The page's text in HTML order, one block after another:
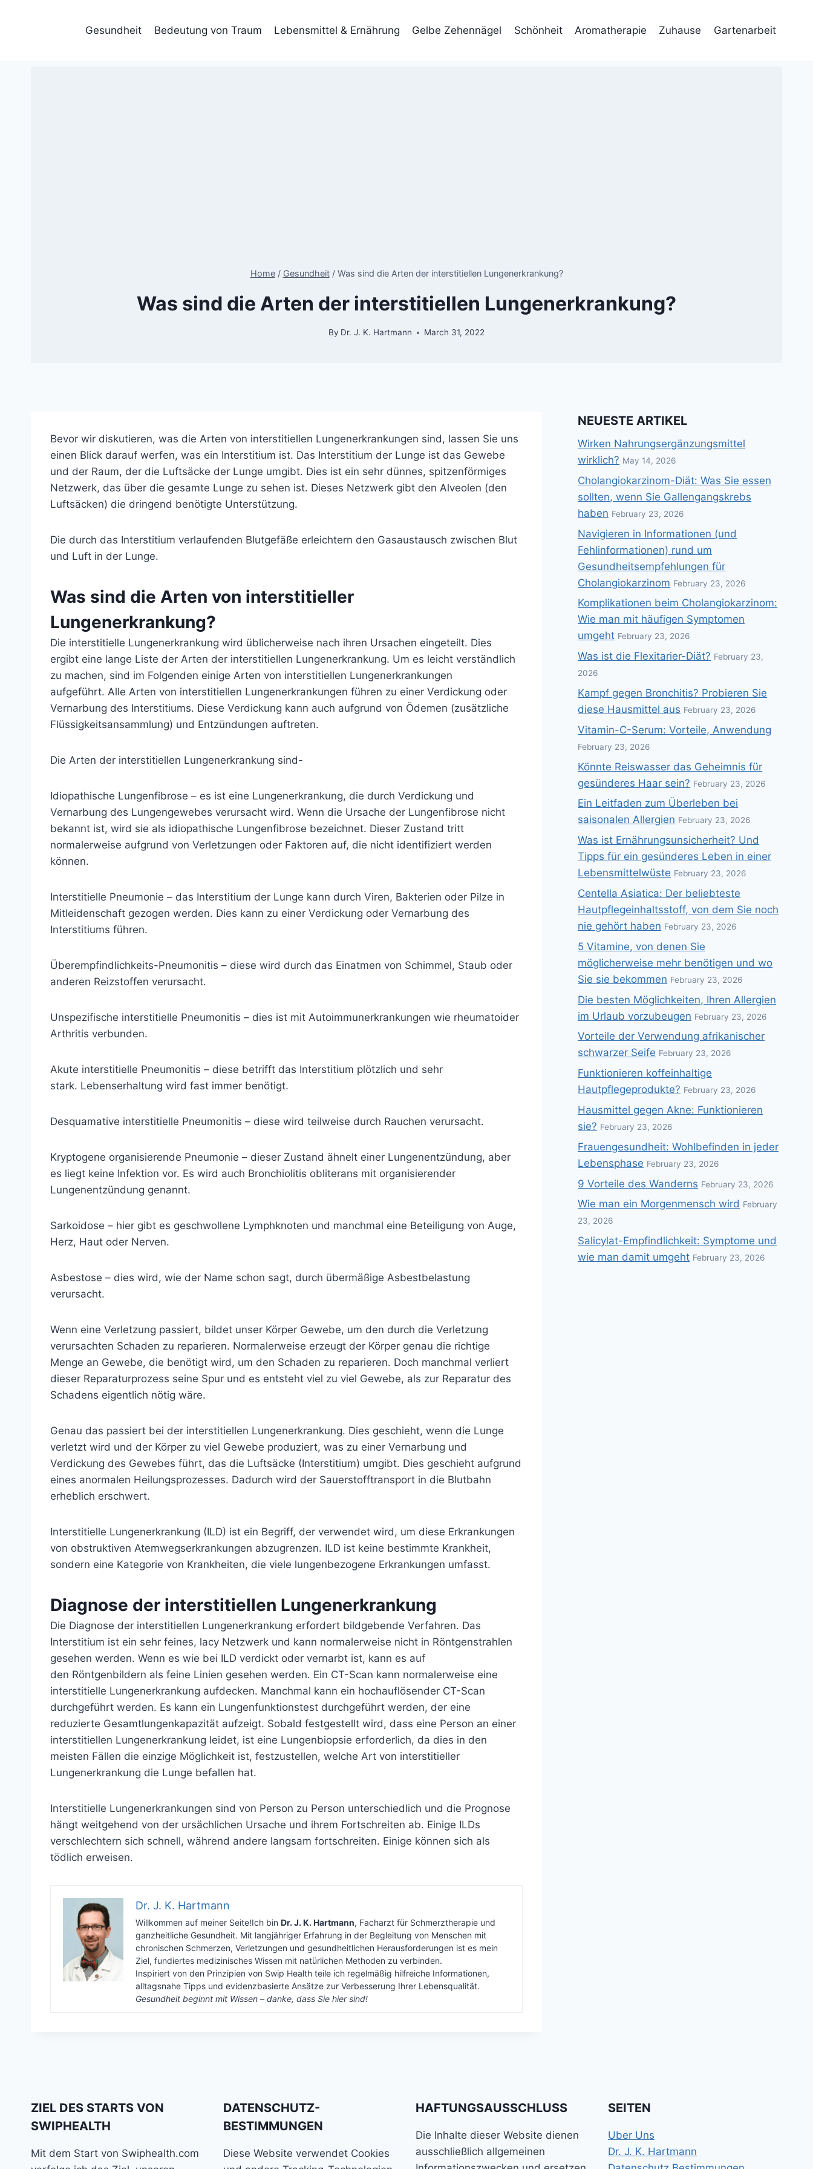
Gesundheit Bedeutung von Traum Lebensmittel & Ernährung Gelbe Zehennägel Schönheit Aromatherapie Zuhause Gartenarbeit
Home / Gesundheit / Was sind die Arten der interstitiellen Lungenerkrankung?
Was sind die Arten der interstitiellen Lungenerkrankung?
By Dr. J. K. Hartmann March 31, 2022
Bevor wir diskutieren, was die Arten von interstitiellen Lungenerkrankungen sind, lassen Sie uns
einen Blick darauf werfen, was ein Interstitium ist. Das Interstitium der Lunge ist das Gewebe
und der Raum, der die Luftsäcke der Lunge umgibt. Dies ist ein sehr dünnes, spitzenförmiges
Netzwerk, das über die gesamte Lunge zu sehen ist. Dieses Netzwerk gibt den Alveolen (den
Luftsäcken) die dringend benötigte Unterstützung.
Die durch das Interstitium verlaufenden Blutgefäße erleichtern den Gasaustausch zwischen Blut
und Luft in der Lunge.
Was sind die Arten von interstitieller
Lungenerkrankung?
Die interstitielle Lungenerkrankung wird üblicherweise nach ihren Ursachen eingeteilt. Dies
ergibt eine lange Liste der Arten der interstitiellen Lungenerkrankung. Um es leicht verständlich
zu machen, sind im Folgenden einige Arten von interstitiellen Lungenerkrankungen
aufgeführt. Alle Arten von interstitiellen Lungenerkrankungen führen zu einer Verdickung oder
Vernarbung des Interstitiums. Diese Verdickung kann auch aufgrund von Ödemen (zusätzliche
Flüssigkeitsansammlung) und Entzündungen auftreten.
Die Arten der interstitiellen Lungenerkrankung sind-
Idiopathische Lungenfibrose – es ist eine Lungenerkrankung, die durch Verdickung und
Vernarbung des Lungengewebes verursacht wird. Wenn die Ursache der Lungenfibrose nicht
bekannt ist, wird sie als idiopathische Lungenfibrose bezeichnet. Dieser Zustand tritt
normalerweise aufgrund von Verletzungen oder Faktoren auf, die nicht identifiziert werden
können.
Interstitielle Pneumonie – das Interstitium der Lunge kann durch Viren, Bakterien oder Pilze in
Mitleidenschaft gezogen werden. Dies kann zu einer Verdickung oder Vernarbung des
Interstitiums führen.
Überempfindlichkeits-Pneumonitis – diese wird durch das Einatmen von Schimmel, Staub oder
anderen Reizstoffen verursacht.
Unspezifische interstitielle Pneumonitis – dies ist mit Autoimmunerkrankungen wie rheumatoider
Arthritis verbunden.
Akute interstitielle Pneumonitis – diese betrifft das Interstitium plötzlich und sehr
stark. Lebenserhaltung wird fast immer benötigt.
Desquamative interstitielle Pneumonitis – diese wird teilweise durch Rauchen verursacht.
Kryptogene organisierende Pneumonie – dieser Zustand ähnelt einer Lungenentzündung, aber
es liegt keine Infektion vor. Es wird auch Bronchiolitis obliterans mit organisierender
Lungenentzündung genannt.
Sarkoidose – hier gibt es geschwollene Lymphknoten und manchmal eine Beteiligung von Auge,
Herz, Haut oder Nerven.
Asbestose – dies wird, wie der Name schon sagt, durch übermäßige Asbestbelastung
verursacht.
Wenn eine Verletzung passiert, bildet unser Körper Gewebe, um den durch die Verletzung
verursachten Schaden zu reparieren. Normalerweise erzeugt der Körper genau die richtige
Menge an Gewebe, die benötigt wird, um den Schaden zu reparieren. Doch manchmal verliert
dieser Reparaturprozess seine Spur und es entsteht viel zu viel Gewebe, als zur Reparatur des
Schadens eigentlich nötig wäre.
Genau das passiert bei der interstitiellen Lungenerkrankung. Dies geschieht, wenn die Lunge
verletzt wird und der Körper zu viel Gewebe produziert, was zu einer Vernarbung und
Verdickung des Gewebes führt, das die Luftsäcke (Interstitium) umgibt. Dies geschieht aufgrund
eines anormalen Heilungsprozesses. Dadurch wird der Sauerstofftransport in die Blutbahn
erheblich erschwert.
Interstitielle Lungenerkrankung (ILD) ist ein Begriff, der verwendet wird, um diese Erkrankungen
von obstruktiven Atemwegserkrankungen abzugrenzen. ILD ist keine bestimmte Krankheit,
sondern eine Kategorie von Krankheiten, die viele lungenbezogene Erkrankungen umfasst.
Diagnose der interstitiellen Lungenerkrankung
Die Diagnose der interstitiellen Lungenerkrankung erfordert bildgebende Verfahren. Das
Interstitium ist ein sehr feines, lacy Netzwerk und kann normalerweise nicht in Röntgenstrahlen
gesehen werden. Wenn es wie bei ILD verdickt oder vernarbt ist, kann es auf
den Röntgenbildern als feine Linien gesehen werden. Ein CT-Scan kann normalerweise eine
interstitielle Lungenerkrankung aufdecken. Manchmal kann ein hochauflösender CT-Scan
durchgeführt werden. Es kann ein Lungenfunktionstest durchgeführt werden, der eine
reduzierte Gesamtlungenkapazität aufzeigt. Sobald festgestellt wird, dass eine Person an einer
interstitiellen Lungenerkrankung leidet, ist eine Lungenbiopsie erforderlich, da dies in den
meisten Fällen die einzige Möglichkeit ist, festzustellen, welche Art von interstitieller
Lungenerkrankung die Lunge befallen hat.
Interstitielle Lungenerkrankungen sind von Person zu Person unterschiedlich und die Prognose
hängt weitgehend von der ursächlichen Ursache und ihrem Fortschreiten ab. Einige ILDs
verschlechtern sich schnell, während andere langsam fortschreiten. Einige können sich als
tödlich erweisen.
Dr. J. K. Hartmann
Willkommen auf meiner Seite!Ich bin Dr. J. K. Hartmann, Facharzt für Schmerztherapie und
ganzheitliche Gesundheit. Mit langjähriger Erfahrung in der Begleitung von Menschen mit
chronischen Schmerzen, Verletzungen und gesundheitlichen Herausforderungen ist es mein
Ziel, fundiertes medizinisches Wissen mit natürlichen Methoden zu verbinden.
Inspiriert von den Prinzipien von Swip Health teile ich regelmäßig hilfreiche Informationen,
alltagsnahe Tipps und evidenzbasierte Ansätze zur Verbesserung Ihrer Lebensqualität.
Gesundheit beginnt mit Wissen – danke, dass Sie hier sind!
NEUESTE ARTIKEL
Wirken Nahrungsergänzungsmittel
wirklich? May 14, 2026
Cholangiokarzinom-Diät: Was Sie essen
sollten, wenn Sie Gallengangskrebs
haben February 23, 2026
Navigieren in Informationen (und
Fehlinformationen) rund um
Gesundheitsempfehlungen für
Cholangiokarzinom February 23, 2026
Komplikationen beim Cholangiokarzinom:
Wie man mit häufigen Symptomen
umgeht February 23, 2026
Was ist die Flexitarier-Diät? February 23,
2026
Kampf gegen Bronchitis? Probieren Sie
diese Hausmittel aus February 23, 2026
Vitamin-C-Serum: Vorteile, Anwendung
February 23, 2026
Könnte Reiswasser das Geheimnis für
gesünderes Haar sein? February 23, 2026
Ein Leitfaden zum Überleben bei
saisonalen Allergien February 23, 2026
Was ist Ernährungsunsicherheit? Und
Tipps für ein gesünderes Leben in einer
Lebensmittelwüste February 23, 2026
Centella Asiatica: Der beliebteste
Hautpflegeinhaltsstoff, von dem Sie noch
nie gehört haben February 23, 2026
5 Vitamine, von denen Sie
möglicherweise mehr benötigen und wo
Sie sie bekommen February 23, 2026
Die besten Möglichkeiten, Ihren Allergien
im Urlaub vorzubeugen February 23, 2026
Vorteile der Verwendung afrikanischer
schwarzer Seife February 23, 2026
Funktionieren koffeinhaltige
Hautpflegeprodukte? February 23, 2026
Hausmittel gegen Akne: Funktionieren
sie? February 23, 2026
Frauengesundheit: Wohlbefinden in jeder
Lebensphase February 23, 2026
9 Vorteile des Wanderns February 23, 2026
Wie man ein Morgenmensch wird February
23, 2026
Salicylat-Empfindlichkeit: Symptome und
wie man damit umgeht February 23, 2026
ZIEL DES STARTS VON
SWIPHEALTH
Mit dem Start von Swiphealth.com
DATENSCHUTZ-
BESTIMMUNGEN
Diese Website verwendet Cookies
HAFTUNGSAUSSCHLUSS
Die Inhalte dieser Website dienen
ausschließlich allgemeinen
SEITEN
Uber Uns
Dr. J. K. Hartmann